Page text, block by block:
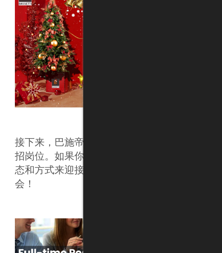
接下来，巴施帝将为您介绍几个行业中的热
招岗位。如果你希望在新年里以一种新的姿
态和方式来迎接新年，那就别错过这个好机
会！